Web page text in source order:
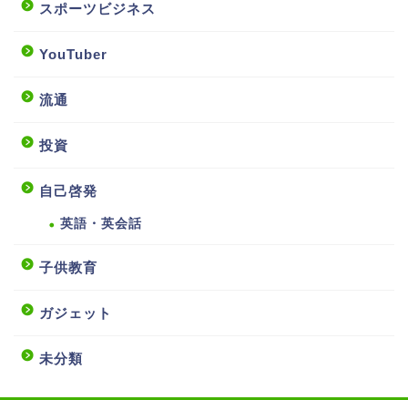
スポーツビジネス
YouTuber
流通
投資
自己啓発
英語・英会話
子供教育
ガジェット
未分類